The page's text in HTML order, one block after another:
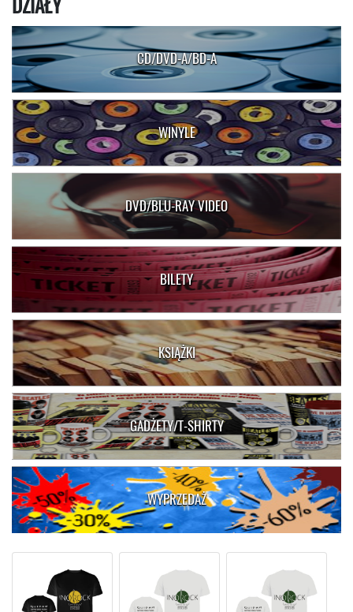
CD/DVD-A/BD-A
WINYLE
DVD/BLU-RAY VIDEO
BILETY
KSIĄŻKI
GADŻETY/T-SHIRTY
WYPRZEDAŻ